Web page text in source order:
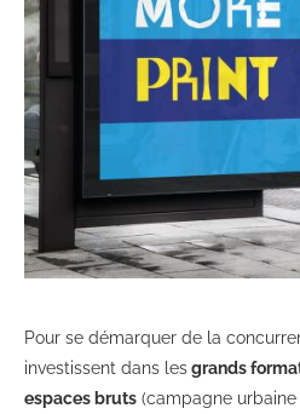
Pour se démarquer de la
investissent dans lesgrands
espaces bruts (campagne